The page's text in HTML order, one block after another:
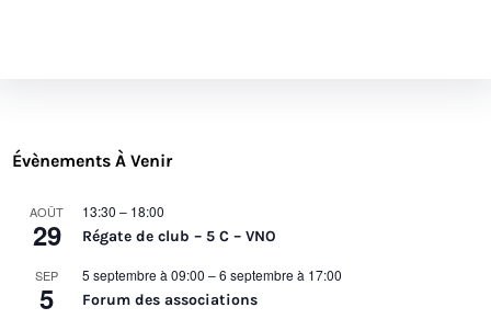
o
n
É
è
Évènements À Venir
AOÛT
29
13:30 – 18:00
Régate de club – 5 C – VNO
SEP
5
5 septembre à 09:00 –6 septembre à 17:00
Forum des associations